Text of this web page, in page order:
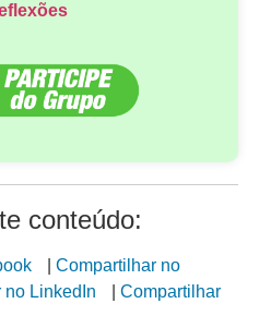
conteúdo:
Compartilhar no
no LinkedIn
Compartilhar